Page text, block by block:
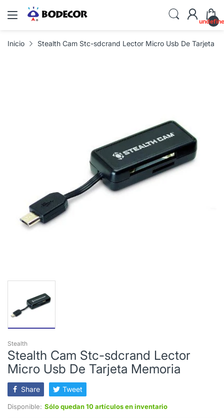
Inicio Stealth Cam Stc-sdcrand Lector Micro Usb De Tarjeta
Stealth
Stealth Cam Stc-sdcrand Lector
Micro Usb De Tarjeta Memoria
Share Tweet
Disponible: Sólo quedan 10 artículos en inventario